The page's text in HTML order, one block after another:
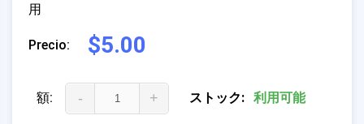
用
Precio: $5.00
額: - + ストック: 利用可能